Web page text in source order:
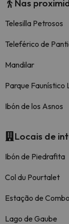
Nas
Telesilla Petrosos
Teleférico de
Mandilar
Parque Faunístico
Ibón de los Asnos
Locais de
Ibón de Piedrafita
Col du Pourtalet
Estação de
Lago de Gaube